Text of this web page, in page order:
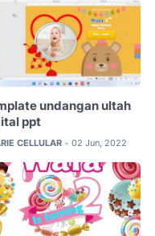
undangan ultah
ppt
CELLULAR • 02 Jun, 2022